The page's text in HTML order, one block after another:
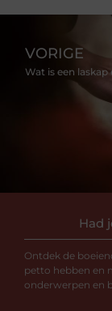
Had
Ontdek de
petto hebben en
onderwerpen en
VORIGE